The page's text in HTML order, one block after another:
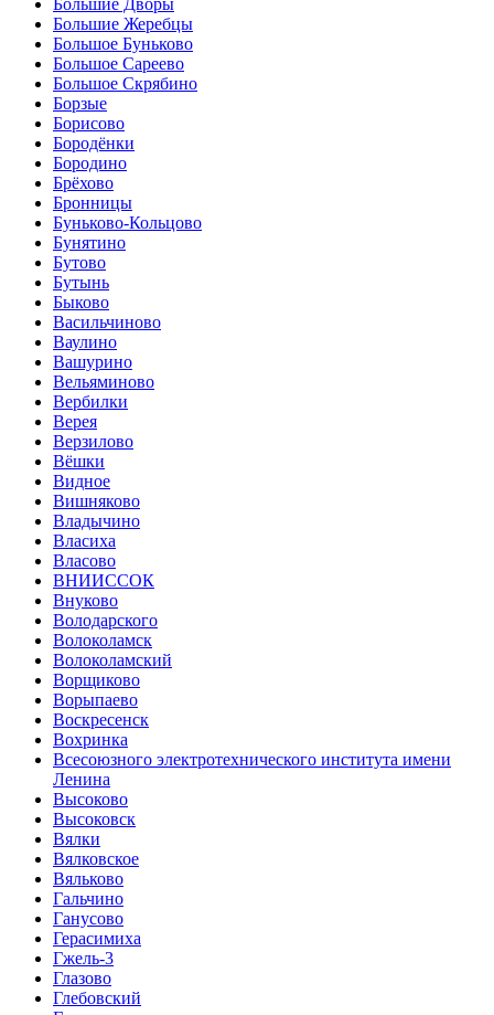
Большие Дворы
Большие Жеребцы
Большое Буньково
Большое Сареево
Большое Скрябино
Борзые
Борисово
Бородёнки
Бородино
Брёхово
Бронницы
Буньково-Кольцово
Бунятино
Бутово
Бутынь
Быково
Васильчиново
Ваулино
Вашурино
Вельяминово
Вербилки
Верея
Верзилово
Вёшки
Видное
Вишняково
Владычино
Власиха
Власово
ВНИИССОК
Внуково
Володарского
Волоколамск
Волоколамский
Ворщиково
Ворыпаево
Воскресенск
Вохринка
Всесоюзного электротехнического института имени
Ленина
Высоково
Высоковск
Вялки
Вялковское
Вяльково
Гальчино
Ганусово
Герасимиха
Гжель-3
Глазово
Глебовский